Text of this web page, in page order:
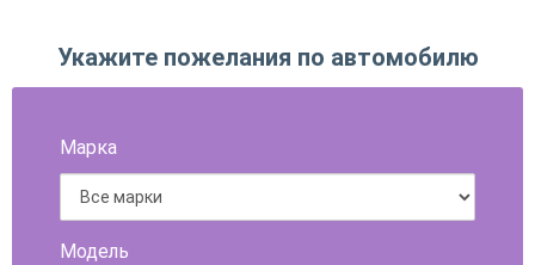
Укажите пожелания по автомобилю
Марка
Модель